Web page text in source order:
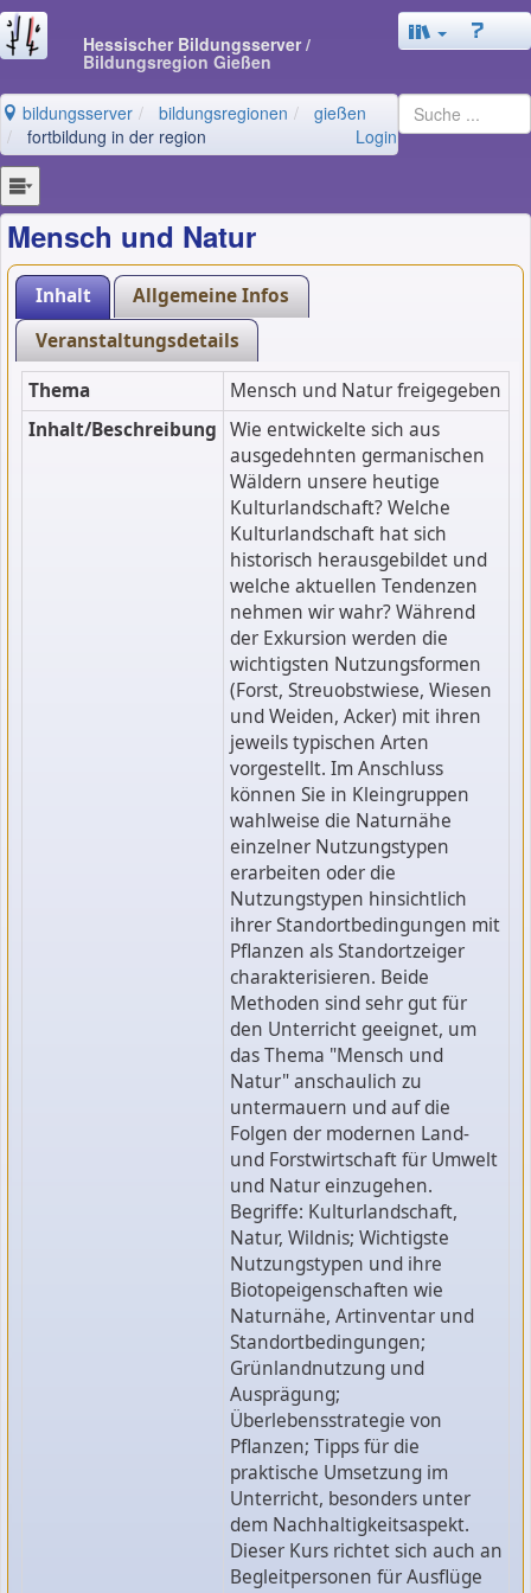
Hessischer Bildungsserver/
Bildungsregion Gießen
bildungsserver bildungsregionen
gießen
fortbildung in der region
Login
Mensch und Natur
Inhalt
Allgemeine Infos
Veranstaltungsdetails
Thema
Mensch und Natur freigegeben
Inhalt/Beschreibung Wie entwickelte sich aus
ausgedehnten germanischen
Wäldern unsere heutige
Kulturlandschaft? Welche
Kulturlandschaft hat sich
historisch herausgebildet und
welche aktuellen Tendenzen
nehmen wir wahr? Während
der Exkursion werden die
wichtigsten Nutzungsformen
(Forst, Streuobstwiese, Wiesen
und Weiden, Acker) mit ihren
jeweils typischen Arten
vorgestellt. Im Anschluss
können Sie in Kleingruppen
wahlweise die Naturnähe
einzelner Nutzungstypen
erarbeiten oder die
Nutzungstypen hinsichtlich
ihrer Standortbedingungen mit
Pflanzen als Standortzeiger
charakterisieren. Beide
Methoden sind sehr gut für
den Unterricht geeignet, um
das Thema "Mensch und
Natur" anschaulich zu
untermauern und auf die
Folgen der modernen Land-
und Forstwirtschaft für Umwelt
und Natur einzugehen.
Begriffe: Kulturlandschaft,
Natur, Wildnis; Wichtigste
Nutzungstypen und ihre
Biotopeigenschaften wie
Naturnähe, Artinventar und
Standortbedingungen;
Grünlandnutzung und
Ausprägung;
Überlebensstrategie von
Pflanzen; Tipps für die
praktische Umsetzung im
Unterricht, besonders unter
dem Nachhaltigkeitsaspekt.
Dieser Kurs richtet sich auch an
Begleitpersonen für Ausflüge